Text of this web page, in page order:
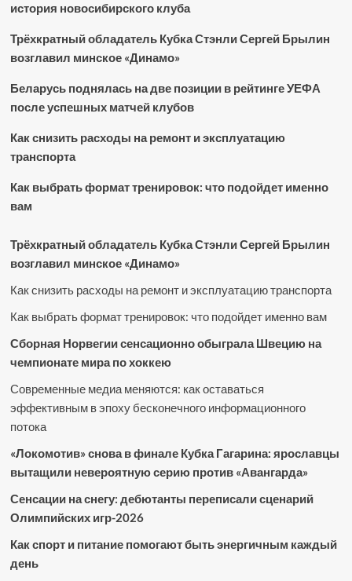
история новосибирского клуба
Трёхкратный обладатель Кубка Стэнли Сергей Брылин
возглавил минское «Динамо»
Беларусь поднялась на две позиции в рейтинге УЕФА
после успешных матчей клубов
Как снизить расходы на ремонт и эксплуатацию
транспорта
Как выбрать формат тренировок: что подойдет именно
вам
Трёхкратный обладатель Кубка Стэнли Сергей Брылин
возглавил минское «Динамо»
Как снизить расходы на ремонт и эксплуатацию транспорта
Как выбрать формат тренировок: что подойдет именно вам
Сборная Норвегии сенсационно обыграла Швецию на
чемпионате мира по хоккею
Современные медиа меняются: как оставаться
эффективным в эпоху бесконечного информационного
потока
«Локомотив» снова в финале Кубка Гагарина: ярославцы
вытащили невероятную серию против «Авангарда»
Сенсации на снегу: дебютанты переписали сценарий
Олимпийских игр-2026
Как спорт и питание помогают быть энергичным каждый
день